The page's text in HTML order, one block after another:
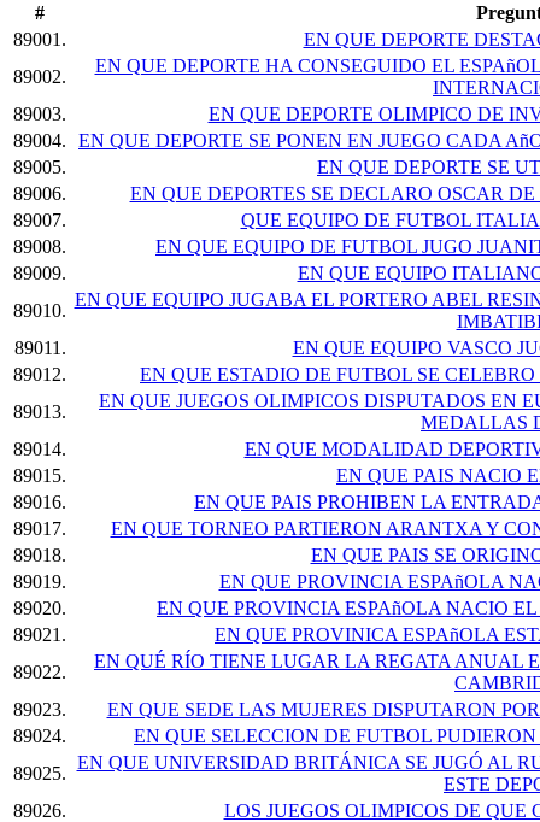
#
89001.
EN QUE DEPORTE
89002.
EN QUE DEPORTE HA CONSEGUIDO EL
89003.
EN QUE DEPORTE OLIMPICO DE
89004.
EN QUE DEPORTE SE PONEN EN JUEGO CADA
89005.
EN QUE DEPORTE SE
89006.
EN QUE DEPORTES SE DECLARO OSCAR
89007.
QUE EQUIPO DE FUTBOL
89008.
EN QUE EQUIPO DE FUTBOL JUGO
89009.
EN QUE EQUIPO
89010.
EN QUE EQUIPO JUGABA EL PORTERO ABEL
89011.
EN QUE EQUIPO VASCO
89012.
EN QUE ESTADIO DE FUTBOL SE
89013.
EN QUE JUEGOS OLIMPICOS DISPUTADOS EN
MEDALLAS
89014.
EN QUE MODALIDAD
89015.
EN QUE PAIS NACIO
89016.
EN QUE PAIS PROHIBEN LA
89017.
EN QUE TORNEO PARTIERON ARANTXA Y
89018.
EN QUE PAIS SE
89019.
EN QUE PROVINCIA ESPAñOLA
89020.
EN QUE PROVINCIA ESPAñOLA NACIO
89021.
EN QUE PROVINICA ESPAñOLA
89022.
EN QUÉ RÍO TIENE LUGAR LA REGATA ANUAL
89023.
EN QUE SEDE LAS MUJERES DISPUTARON
89024.
EN QUE SELECCION DE FUTBOL
89025.
EN QUE UNIVERSIDAD BRITÁNICA SE JUGÓ AL
ESTE
89026.
LOS JUEGOS OLIMPICOS DE